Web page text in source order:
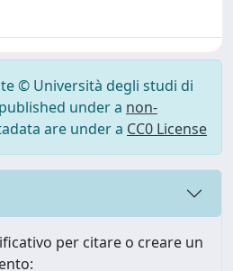
© Università degli studi di
under a non-
are under a CC0 License
per citare o creare un